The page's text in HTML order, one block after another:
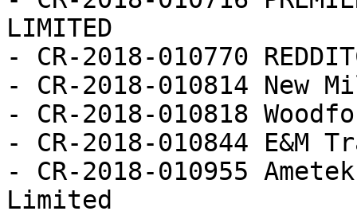
LIMITED
- CR-2018-010770
- CR-2018-010814 New
- CR-2018-010818
- CR-2018-010844 E&M
- CR-2018-010955
Limited